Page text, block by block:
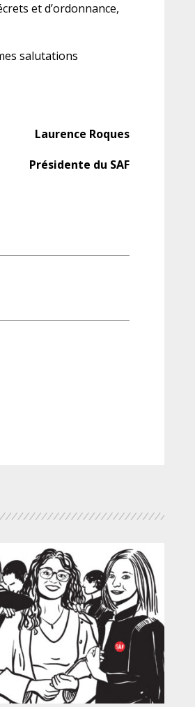
et d’ordonnance,
salutations
Laurence Roques
Présidente du SAF